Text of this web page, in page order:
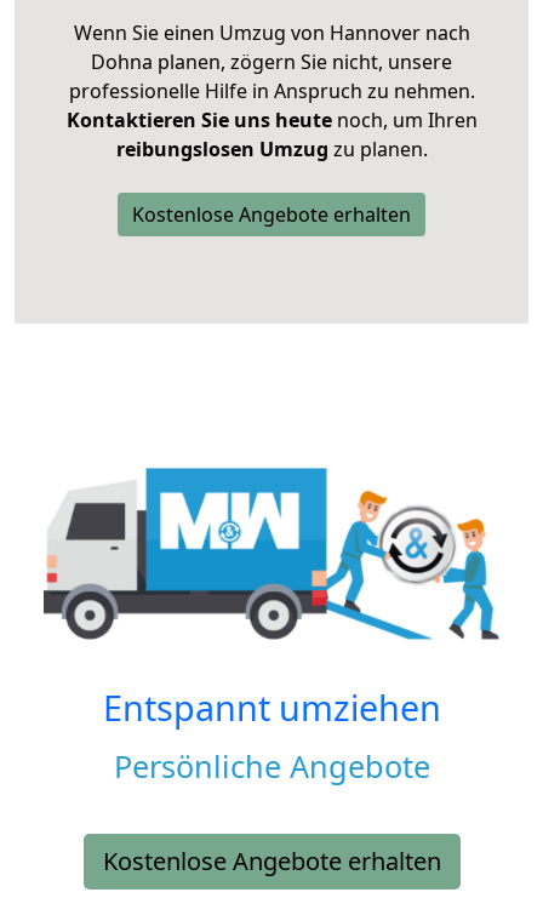
Wenn Sie einen Umzug von Hannover nach
Dohna planen, zögern Sie nicht, unsere
professionelle Hilfe in Anspruch zu nehmen.
Kontaktieren Sie uns heutenoch, um Ihren
reibungslosen Umzug zu planen.
Kostenlose Angebote erhalten
Entspannt umziehen
Persönliche Angebote
Kostenlose Angebote erhalten